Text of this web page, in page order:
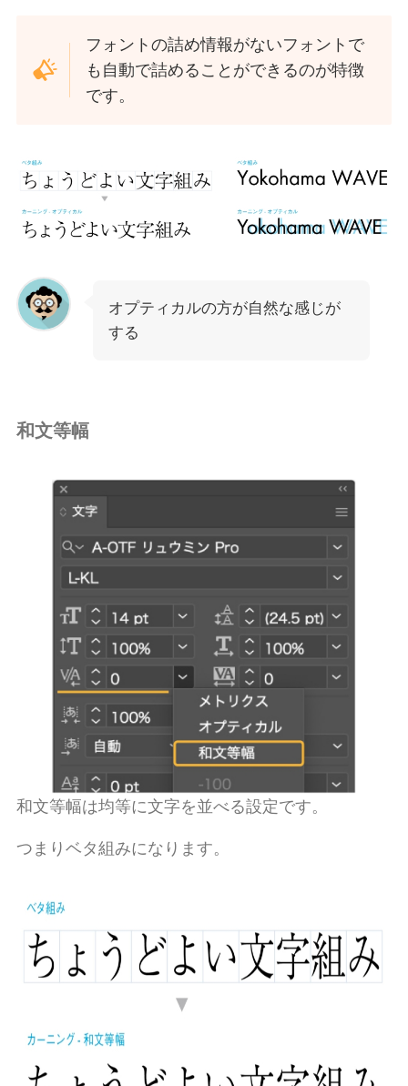
フォントの詰め情報がないフォントで
も自動で詰めることができるのが特徴
です。
オプティカルの方が自然な感じが
する
和文等幅
和文等幅は均等に文字を並べる設定です。
つまりベタ組みになります。